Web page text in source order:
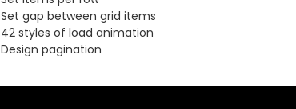
Set gap between grid items
42 styles of load animation
Design pagination